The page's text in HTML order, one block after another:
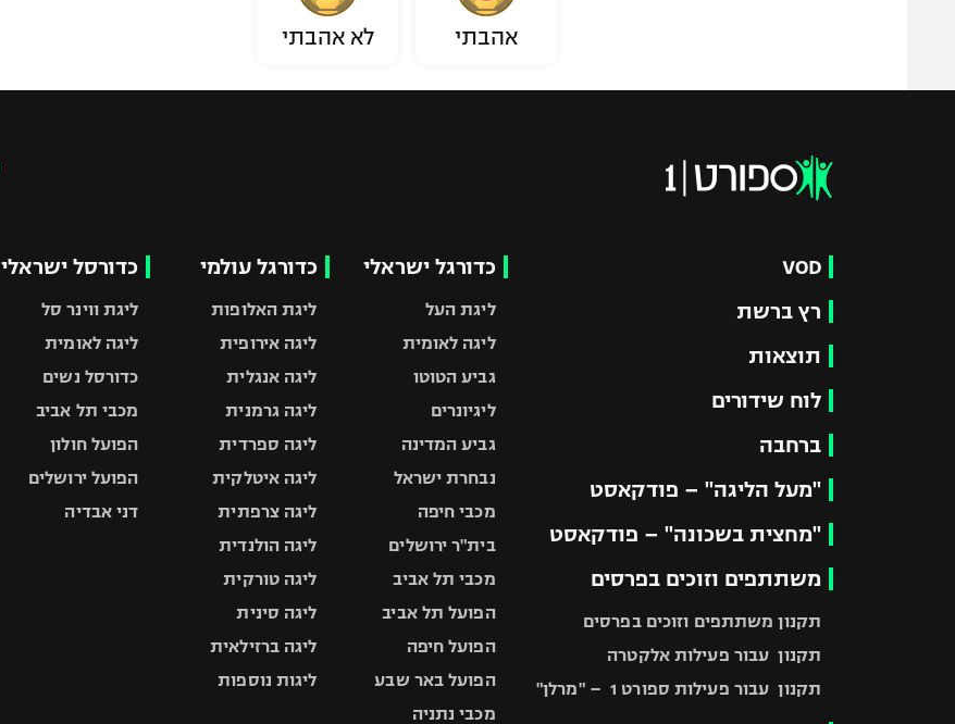
אהבתי לא אהבתי
VOD
רץ ברשת
תוצאות
לוח שידורים
ברחבה
"מעל הליגה" – פודקאסט
"מחצית בשכונה" – פודקאסט
משתתפים וזוכים בפרסים
תקנון משתתפים וזוכים בפרסים
תקנון עבור פעילות אלקטרה
תקנון עבור פעילות ספורט 1 – "מרלן"
כדורגל ישראלי
ליגת העל
ליגה לאומית
גביע הטוטו
ליגיונרים
גביע המדינה
נבחרת ישראל
מכבי חיפה
בית"ר ירושלים
מכבי תל אביב
הפועל תל אביב
הפועל חיפה
הפועל באר שבע
מכבי נתניה
כדורגל עולמי
ליגת האלופות
ליגה אירופית
ליגה אנגלית
ליגה גרמנית
ליגה ספרדית
ליגה איטלקית
ליגה צרפתית
ליגה הולנדית
ליגה טורקית
ליגה סינית
ליגה ברזילאית
ליגות נוספות
כדורסל ישראלי
ליגת ווינר סל
ליגה לאומית
כדורסל נשים
מכבי תל אביב
הפועל חולון
הפועל ירושלים
דני אבדיה